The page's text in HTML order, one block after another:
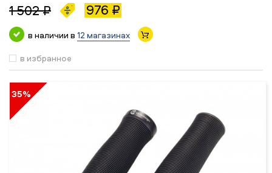
1 502 ₽ 976 ₽
в наличии в 12 магазинах
в избранное
35%